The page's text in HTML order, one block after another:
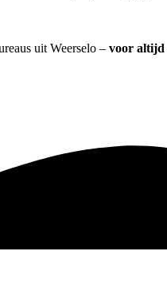
uit Weerselo – voor altijd